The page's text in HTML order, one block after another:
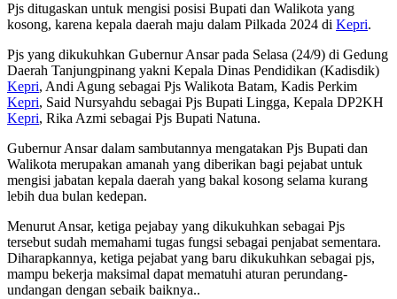
Pjs ditugaskan untuk mengisi posisi Bupati dan Walikota yang
kosong, karena kepala daerah maju dalam Pilkada 2024 di Kepri.
Pjs yang dikukuhkan Gubernur Ansar pada Selasa (24/9) di Gedung
Daerah Tanjungpinang yakni Kepala Dinas Pendidikan (Kadisdik)
Kepri, Andi Agung sebagai Pjs Walikota Batam, Kadis Perkim
Kepri, Said Nursyahdu sebagai Pjs Bupati Lingga, Kepala DP2KH
Kepri, Rika Azmi sebagai Pjs Bupati Natuna.
Gubernur Ansar dalam sambutannya mengatakan Pjs Bupati dan
Walikota merupakan amanah yang diberikan bagi pejabat untuk
mengisi jabatan kepala daerah yang bakal kosong selama kurang
lebih dua bulan kedepan.
Menurut Ansar, ketiga pejabay yang dikukuhkan sebagai Pjs
tersebut sudah memahami tugas fungsi sebagai penjabat sementara.
Diharapkannya, ketiga pejabat yang baru dikukuhkan sebagai pjs,
mampu bekerja maksimal dapat mematuhi aturan perundang-
undangan dengan sebaik baiknya..